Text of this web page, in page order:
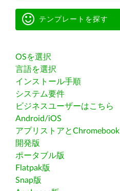
テンプレートを探す
OSを選択
言語を選択
インストール手順
システム要件
ビジネスユーザーはこちら
Android/iOS
アプリストアとChromebook
開発版
ポータブル版
Flatpak版
Snap版